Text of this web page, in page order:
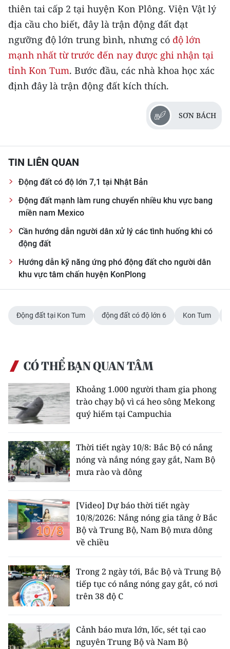
Trung du và miền núi phía Bắc
Đồng bằng sông Hồng
Bắc Trung Bộ
Duyên hải Nam Trung Bộ và Tây
Chuyên trang Hà Nội
Chuyên trang TP. Hồ Chí Minh
CHUYÊN ĐỀ
CÁC CHUYÊN TRANG
VỀ BÁO NHÂN DÂN
NHÂN DÂN CUỐI TUẦN
MUA BÁO
ĐỌC BÁO IN
ENGLISH
中文
FRANÇAIS
РУССКИЙ
ESPAÑOL
thiên tai cấp 2 tại huyện Kon Plông. Viện Vật lý
địa cầu cho biết, đây là trận động đất đạt
ngưỡng độ lớn trung bình, nhưng có độ lớn
mạnh nhất từ trước đến nay được ghi nhận tại
tỉnh Kon Tum. Bước đầu, các nhà khoa học xác
định đây là trận động đất kích thích.
SƠN BÁCH
TIN LIÊN QUAN
Động đất có độ lớn 7,1 tại Nhật Bản
Động đất mạnh làm rung chuyển nhiều khu vực bang
miền nam Mexico
Cần hướng dẫn người dân xử lý các tình huống khi có
động đất
Hướng dẫn kỹ năng ứng phó động đất cho người dân
khu vực tâm chấn huyện KonPlong
Động đất tại Kon Tum động đất có độ lớn 6 Kon Tum
CÓ THỂ BẠN QUAN TÂM
Khoảng 1.000 người tham gia phong
trào chạy bộ vì cá heo sông Mekong
quý hiếm tại Campuchia
Thời tiết ngày 10/8: Bắc Bộ có nắng
nóng và nắng nóng gay gắt, Nam Bộ
mưa rào và dông
[Video] Dự báo thời tiết ngày
10/8/2026: Nắng nóng gia tăng ở Bắc
Bộ và Trung Bộ, Nam Bộ mưa dông
về chiều
Trong 2 ngày tới, Bắc Bộ và Trung Bộ
tiếp tục có nắng nóng gay gắt, có nơi
trên 38 độ C
Cảnh báo mưa lớn, lốc, sét tại cao
nguyên Trung Bộ và Nam Bộ